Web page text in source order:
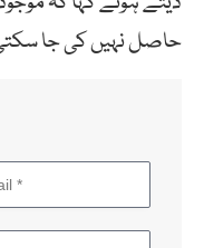
حاصل نہیں کی جا